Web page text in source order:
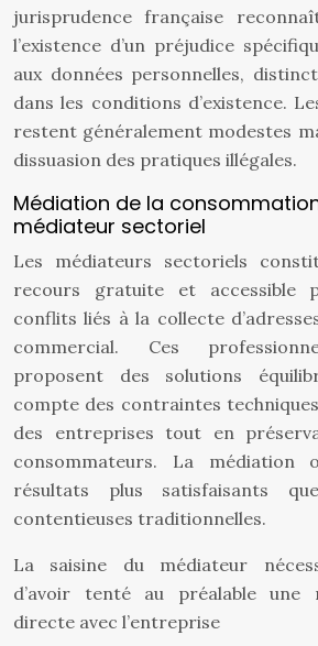
jurisprudence française
l’existence d’un préjudice
aux données personnelles,
dans les conditions d’existence.
restent généralement modestes
dissuasion des pratiques illégales.
Médiation de la
médiateur sectoriel
Les médiateurs sectoriels
recours gratuite et accessible
conflits liés à la collecte
commercial. Ces
proposent des solutions
compte des contraintes
des entreprises tout en
consommateurs. La médiation
résultats plus satisfaisants
contentieuses traditionnelles.
La saisine du médiateur
d’avoir tenté au préalable une
directe avec l’entreprise